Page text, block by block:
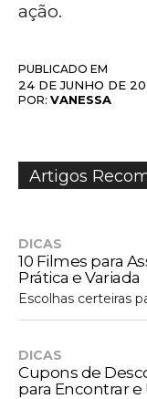
ação.
PUBLICADO EM
24 DE JUNHO DE
POR: VANESSA
Artigos
DICAS
10 Filmes para
Prática e Variada
Escolhas certeiras
DICAS
Cupons de
para Encontrar e